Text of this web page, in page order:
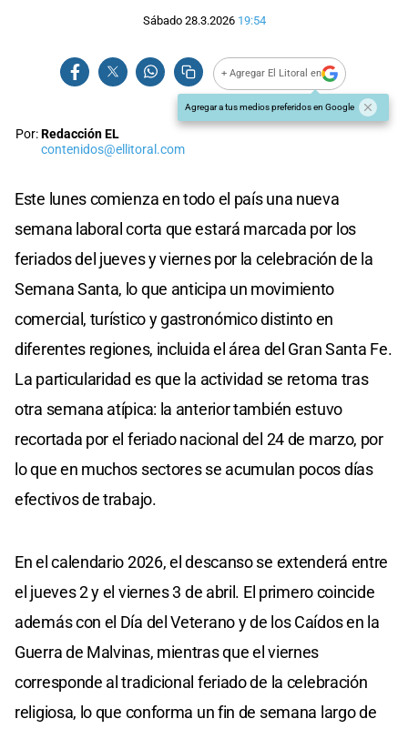
Sábado 28.3.2026 19:54
+ Agregar El Litoral en
Agregar a tus medios preferidos en Google
Por:Redacción EL
contenidos@ellitoral.com
Este lunes comienza en todo el país una nueva
semana laboral corta que estará marcada por los
feriados del jueves y viernes por la celebración de la
Semana Santa, lo que anticipa un movimiento
comercial, turístico y gastronómico distinto en
diferentes regiones, incluida el área del Gran Santa Fe.
La particularidad es que la actividad se retoma tras
otra semana atípica: la anterior también estuvo
recortada por el feriado nacional del 24 de marzo, por
lo que en muchos sectores se acumulan pocos días
efectivos de trabajo.
En el calendario 2026, el descanso se extenderá entre
el jueves 2 y el viernes 3 de abril. El primero coincide
además con el Día del Veterano y de los Caídos en la
Guerra de Malvinas, mientras que el viernes
corresponde al tradicional feriado de la celebración
religiosa, lo que conforma un fin de semana largo de